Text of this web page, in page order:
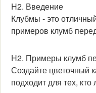
H2. Введение
Клубмы - это
примеров клумб
H2. Примеры клумб
Создайте цветочный
подходит для тех,